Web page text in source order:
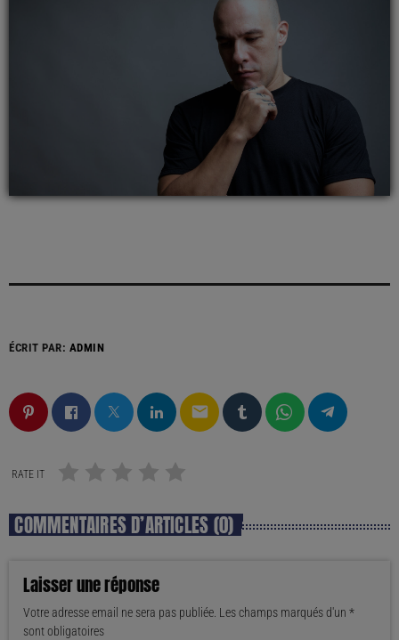
ÉCRIT PAR: ADMIN
email
RATE IT
COMMENTAIRES D’ARTICLES (0)
Laisser une réponse
Votre adresse email ne sera pas publiée. Les champs marqués d'un *
sont obligatoires